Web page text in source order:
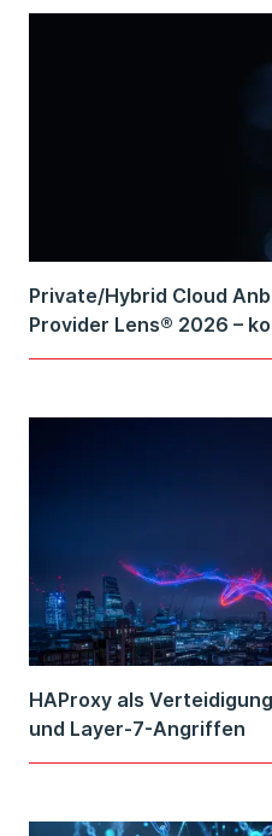
Private/Hybrid Cloud
Provider Lens® 2026 –
HAProxy als
und Layer-7-Angriffen